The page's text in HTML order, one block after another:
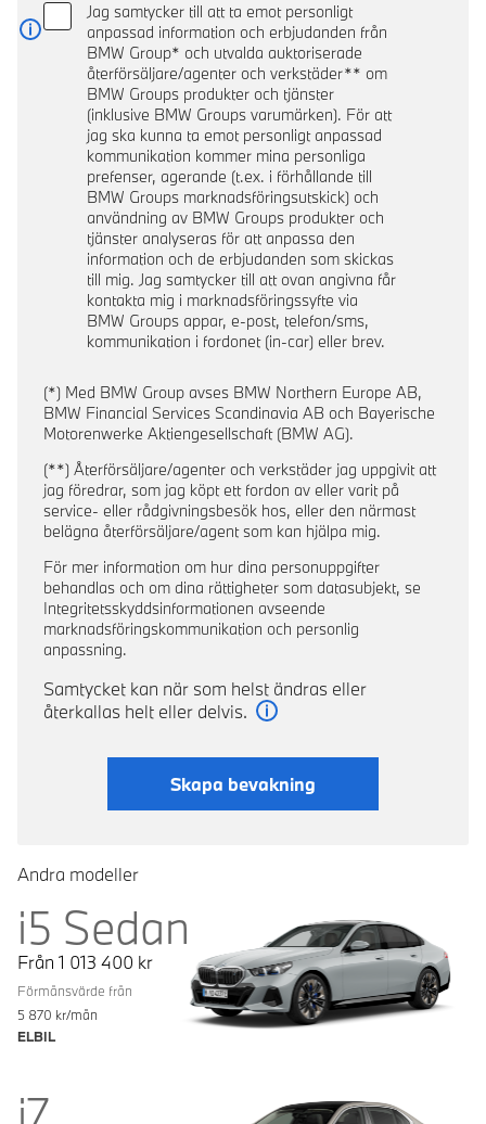
Jag samtycker till att ta emot personligt
anpassad information och erbjudanden från
BMW Group* och utvalda auktoriserade
återförsäljare/agenter och verkstäder** om
BMW Groups produkter och tjänster
(inklusive BMW Groups varumärken). För att
jag ska kunna ta emot personligt anpassad
kommunikation kommer mina personliga
prefenser, agerande (t.ex. i förhållande till
BMW Groups marknadsföringsutskick) och
användning av BMW Groups produkter och
tjänster analyseras för att anpassa den
information och de erbjudanden som skickas
till mig. Jag samtycker till att ovan angivna får
kontakta mig i marknadsföringssyfte via
BMW Groups appar, e-post, telefon/sms,
kommunikation i fordonet (in-car) eller brev.
Läs mer
(*) Med BMW Group avses BMW Northern Europe AB,
BMW Financial Services Scandinavia AB och Bayerische
Motorenwerke Aktiengesellschaft (BMW AG).
(**) Återförsäljare/agenter och verkstäder jag uppgivit att
jag föredrar, som jag köpt ett fordon av eller varit på
service- eller rådgivningsbesök hos, eller den närmast
belägna återförsäljare/agent som kan hjälpa mig.
För mer information om hur dina personuppgifter
behandlas och om dina rättigheter som datasubjekt, se
Integritetsskyddsinformationen avseende
marknadsföringskommunikation och personlig
anpassning.
Samtycket kan när som helst ändras eller
återkallas helt eller delvis.
Skapa bevakning
Andra modeller
i5 Sedan
Från 1 013 400 kr
Förmånsvärde från
5 870 kr/mån
ELBIL